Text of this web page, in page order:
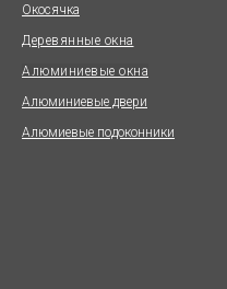
Окосячка
Деревянные окна
Алюминиевые окна
Алюминиевые двери
Алюмиевые подоконники